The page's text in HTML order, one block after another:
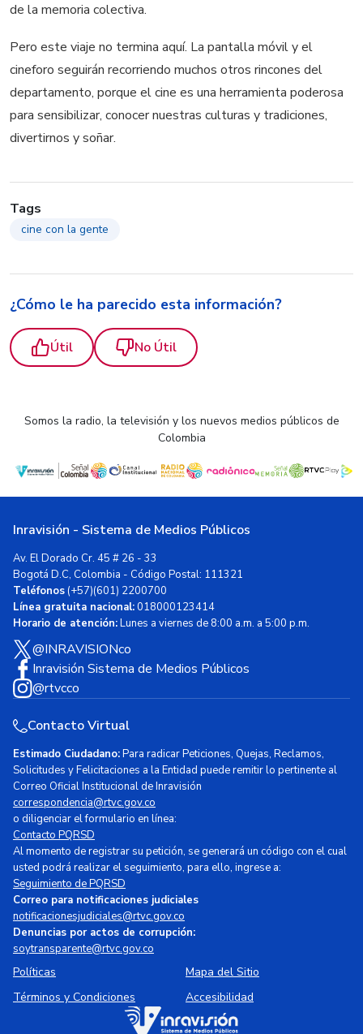
de la memoria colectiva.
Pero este viaje no termina aquí. La pantalla móvil y el
cineforo seguirán recorriendo muchos otros rincones del
departamento, porque el cine es una herramienta poderosa
para sensibilizar, conocer nuestras culturas y tradiciones,
divertirnos y soñar.
Tags
cine con la gente
¿Cómo le ha parecido esta información?
Útil No Útil
Somos la radio, la televisión y los nuevos medios públicos de
Colombia
Inravisión - Sistema de Medios Públicos
Av. El Dorado Cr. 45 # 26 - 33
Bogotá D.C, Colombia - Código Postal: 111321
Teléfonos(+57)(601) 2200700
Línea gratuita nacional:018000123414
Horario de atención:Lunes a viernes de 8:00 a.m. a 5:00 p.m.
@INRAVISIONco
Inravisión Sistema de Medios Públicos
@rtvcco
Contacto Virtual
Estimado Ciudadano:Para radicar Peticiones, Quejas, Reclamos,
Solicitudes y Felicitaciones a la Entidad puede remitir lo pertinente al
Correo Oficial Institucional de Inravisión
correspondencia@rtvc.gov.co
o diligenciar el formulario en línea:
Contacto PQRSD
Al momento de registrar su petición, se generará un código con el cual
usted podrá realizar el seguimiento, para ello, ingrese a:
Seguimiento de PQRSD
Correo para notificaciones judiciales
notificacionesjudiciales@rtvc.gov.co
Denuncias por actos de corrupción:
soytransparente@rtvc.gov.co
Políticas
Mapa del Sitio
Términos y Condiciones
Accesibilidad